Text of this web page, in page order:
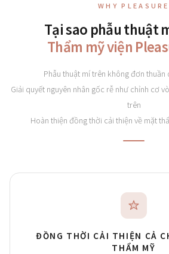
WHY PLEASURE
Tại sao phẫu thuật
Thẩm mỹ viện
Phẫu thuật mí trên không đơn thuần
Giải quyết nguyên nhân gốc rễ như chỉnh cơ
trên
Hoàn thiện đồng thời cải thiện về mặt
ĐỒNG THỜI CẢI THIỆN CẢ
THẨM MỸ